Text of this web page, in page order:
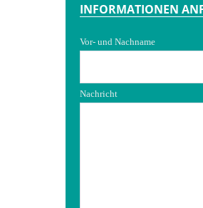
INFORMATIONEN
Vor- und Nachname
Nachricht